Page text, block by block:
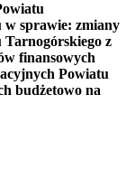
w sprawie: zmiany
Tarnogórskiego z
finansowych
Powiatu
budżetowo na